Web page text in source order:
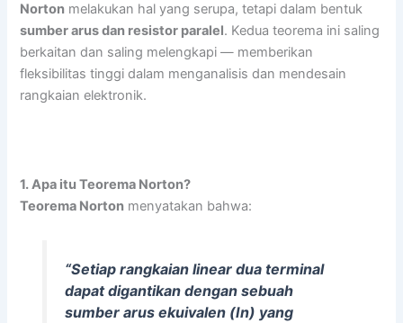
Norton melakukan hal yang serupa, tetapi dalam bentuk
sumber arus dan resistor paralel. Kedua teorema ini saling
berkaitan dan saling melengkapi — memberikan
fleksibilitas tinggi dalam menganalisis dan mendesain
rangkaian elektronik.
1. Apa itu Teorema Norton?
Teorema Norton menyatakan bahwa:
“Setiap rangkaian linear dua terminal
dapat digantikan dengan sebuah
sumber arus ekuivalen (In) yang